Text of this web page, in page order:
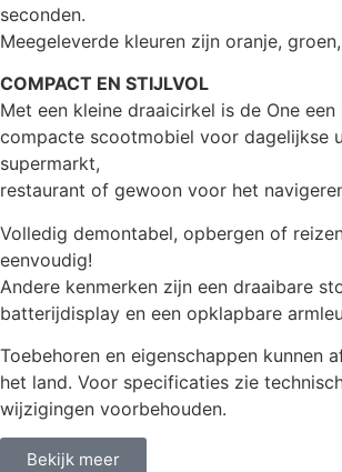
seconden.
Meegeleverde kleuren zijn oranje,
COMPACT EN STIJLVOL
Met een kleine draaicirkel is de One
compacte scootmobiel voor dagelijkse
supermarkt,
restaurant of gewoon voor het
Volledig demontabel, opbergen of
eenvoudig!
Andere kenmerken zijn een draaibare
batterijdisplay en een opklapbare
Toebehoren en eigenschappen kunnen
het land. Voor specificaties zie
wijzigingen voorbehouden.
Bekijk meer